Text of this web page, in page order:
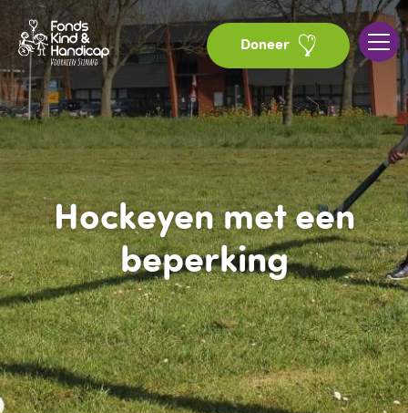
Doneer
Hockeyen met een
beperking